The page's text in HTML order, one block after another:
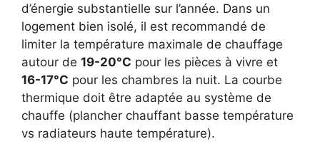
d’énergie substantielle sur l’année. Dans un
logement bien isolé, il est recommandé de
limiter la température maximale de chauffage
autour de 19-20°C pour les pièces à vivre et
16-17°C pour les chambres la nuit. La courbe
thermique doit être adaptée au système de
chauffe (plancher chauffant basse température
vs radiateurs haute température).